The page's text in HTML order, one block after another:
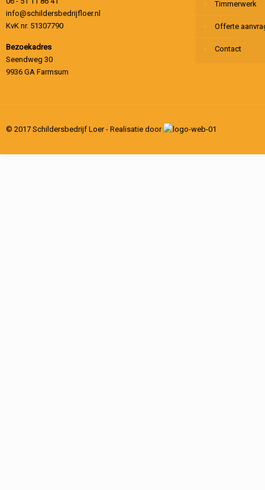
info@schildersbedrijfloer.nl
KvK nr. 51307790
Bezoekadres
Seendweg 30
9936 GA Farmsum
Timmerwerk
Offerte
Contact
© 2017 Schildersbedrijf Loer - Realisatie door